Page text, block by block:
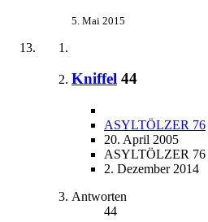
5. Mai 2015
Kniffel 44
ASYLTÖLZER 76
20. April 2005
ASYLTÖLZER 76
2. Dezember 2014
Antworten
44